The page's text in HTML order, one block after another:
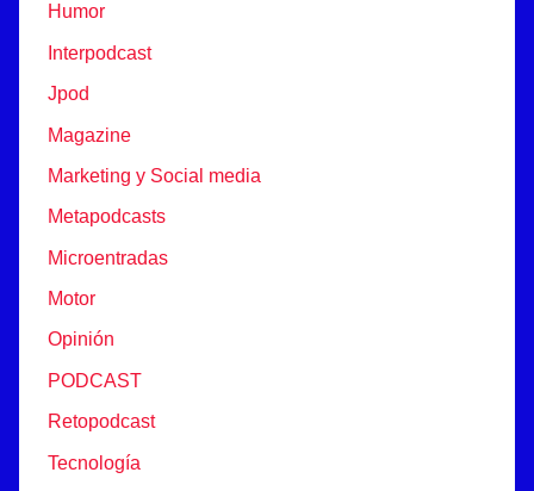
Humor
Interpodcast
Jpod
Magazine
Marketing y Social media
Metapodcasts
Microentradas
Motor
Opinión
PODCAST
Retopodcast
Tecnología